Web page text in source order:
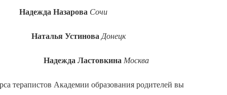
Надежда Назарова Сочи
Наталья Устинова Донецк
Надежда Ластовкина Москва
терапистов Академии образования родителей вы